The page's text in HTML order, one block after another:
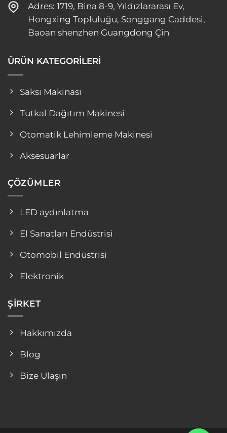
Adres: 1719, Bina 8-9, Yıldızlararası Ev,
Hongxing Topluluğu, Songgang Caddesi,
Baoan shenzhen Guangdong Çin
ÜRÜN KATEGORİLERİ
Saksı Makinası
Tutkal Dağıtım Makinesi
Otomatik Lehimleme Makinesi
Aksesuarlar
ÇÖZÜMLER
LED aydınlatma
El Sanatları Endüstrisi
Otomobil Endüstrisi
Elektronik
ŞIRKET
Hakkımızda
Blog
Bize Ulaşın